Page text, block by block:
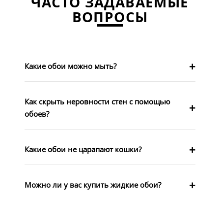
ВОПРОСЫ
Какие обои можно мыть?
Как скрыть неровности стен с помощью
обоев?
Какие обои не царапают кошки?
Можно ли у вас купить жидкие обои?